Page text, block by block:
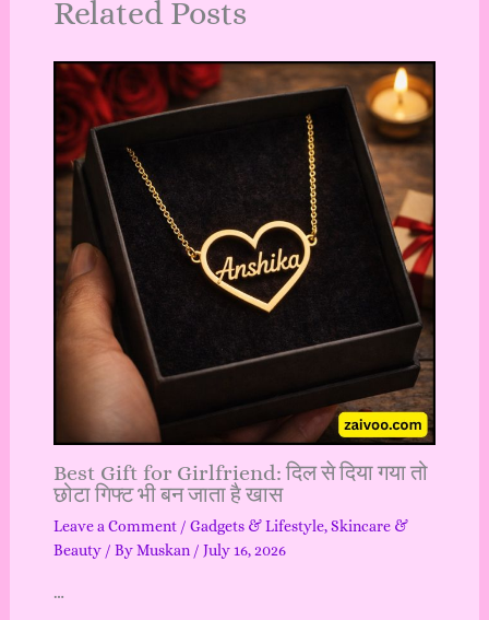
Related Posts
Best Gift for Girlfriend: दिल से दिया गया तो
छोटा गिफ्ट भी बन जाता है खास
Leave a Comment / Gadgets & Lifestyle,Skincare &
Beauty/ ByMuskan / July 16, 2026
…